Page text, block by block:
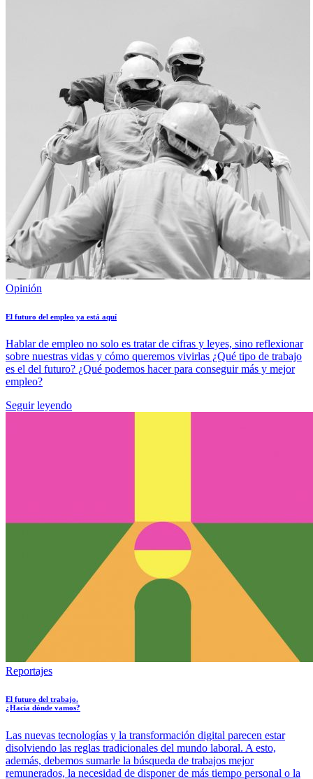
Opinión
El futuro del empleo ya está aquí
Hablar de empleo no solo es tratar de cifras y leyes, sino reflexionar
sobre nuestras vidas y cómo queremos vivirlas ¿Qué tipo de trabajo
es el del futuro? ¿Qué podemos hacer para conseguir más y mejor
empleo?
Seguir leyendo
Reportajes
El futuro del trabajo.
¿Hacia dónde vamos?
Las nuevas tecnologías y la transformación digital parecen estar
disolviendo las reglas tradicionales del mundo laboral. A esto,
además, debemos sumarle la búsqueda de trabajos mejor
remunerados, la necesidad de disponer de más tiempo personal o la